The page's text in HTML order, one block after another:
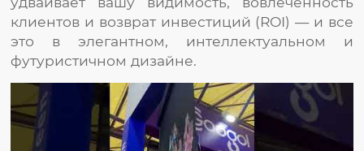
клиентов и возврат инвестиций (ROI) — и все
это в элегантном, интеллектуальном и
футуристичном дизайне.